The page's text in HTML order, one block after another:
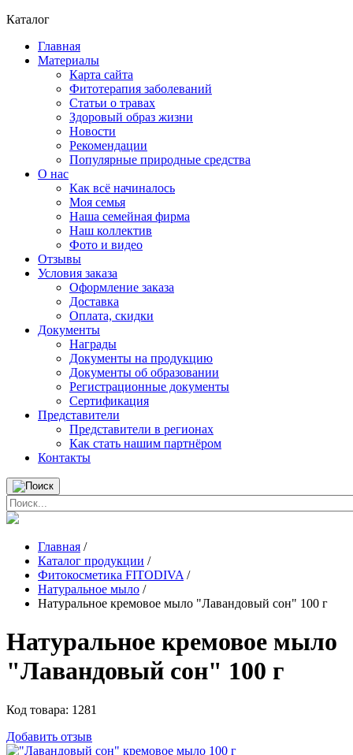
Каталог
Главная
Материалы
Карта сайта
Фитотерапия заболеваний
Статьи о травах
Здоровый образ жизни
Новости
Рекомендации
Популярные природные средства
О нас
Как всё начиналось
Моя семья
Наша семейная фирма
Наш коллектив
Фото и видео
Отзывы
Условия заказа
Оформление заказа
Доставка
Оплата, скидки
Документы
Награды
Документы на продукцию
Документы об образовании
Регистрационные документы
Сертификация
Представители
Представители в регионах
Как стать нашим партнёром
Контакты
Главная /
Каталог продукции /
Фитокосметика FITODIVA /
Натуральное мыло /
Натуральное кремовое мыло "Лавандовый сон" 100 г
Натуральное кремовое мыло
"Лавандовый сон" 100 г
Код товара: 1281
Добавить отзыв